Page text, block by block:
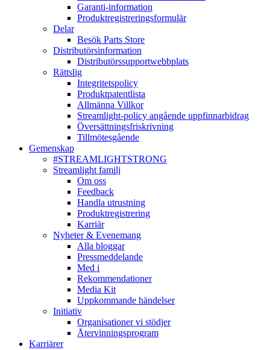
Garanti-information
Produktregistreringsformulär
Delar
Besök Parts Store
Distributörsinformation
Distributörssupportwebbplats
Rättslig
Integritetspolicy
Produktpatentlista
Allmänna Villkor
Streamlight-policy angående uppfinnarbidrag
Översättningsfriskrivning
Tillmötesgående
Gemenskap
#STREAMLIGHTSTRONG
Streamlight familj
Om oss
Feedback
Handla utrustning
Produktregistrering
Karriär
Nyheter & Evenemang
Alla bloggar
Pressmeddelande
Med i
Rekommendationer
Media Kit
Uppkommande händelser
Initiativ
Organisationer vi stödjer
Återvinningsprogram
Karriärer